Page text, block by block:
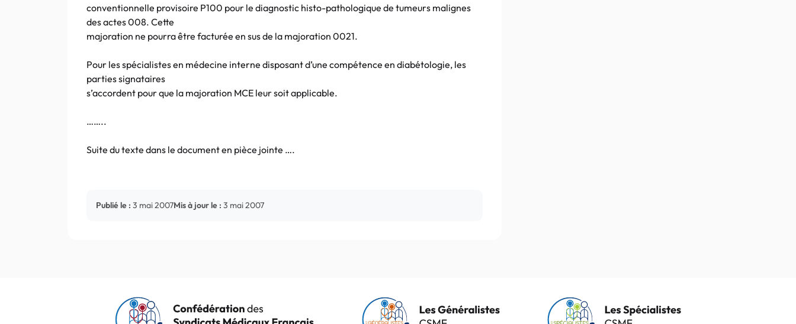
conventionnelle provisoire P100 pour le diagnostic histo-pathologique de tumeurs malignes
des actes 008. Cette
majoration ne pourra être facturée en sus de la majoration 0021.
Pour les spécialistes en médecine interne disposant d’une compétence en diabétologie, les
parties signataires
s’accordent pour que la majoration MCE leur soit applicable.
……..
Suite du texte dans le document en pièce jointe ….
Publié le : 3 mai 2007Mis à jour le : 3 mai 2007